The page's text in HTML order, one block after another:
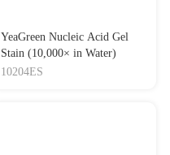
YeaGreen Nucleic Acid Gel
Stain (10,000× in Water)
10204ES